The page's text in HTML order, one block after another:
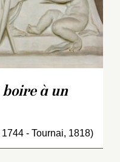
à un
- Tournai, 1818)